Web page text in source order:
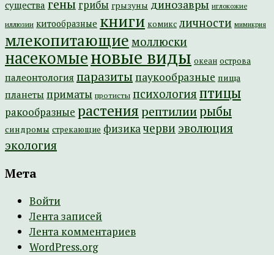
существа гены грибы грызуны динозавры иглокожие
иллюзии китообразные книги комикс личности мимикрия
млекопитающие моллюски
насекомыеновые виды океан острова
палеонтология паразиты паукообразные пища
планеты приматы протисты психология птицы
ракообразные растениярептилиирыбы
синдромы стрекающие физикачерви эволюция
экология
Мета
Войти
Лента записей
Лента комментариев
WordPress.org